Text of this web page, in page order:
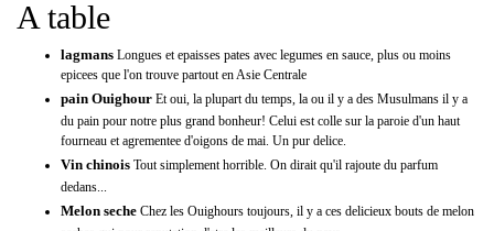
A table
lagmans Longues et epaisses pates avec legumes en sauce, plus ou moins
epicees que l'on trouve partout en Asie Centrale
pain Ouighour Et oui, la plupart du temps, la ou il y a des Musulmans il y a
du pain pour notre plus grand bonheur! Celui est colle sur la paroie d'un haut
fourneau et agrementee d'oigons de mai. Un pur delice.
Vin chinois Tout simplement horrible. On dirait qu'il rajoute du parfum
dedans...
Melon seche Chez les Ouighours toujours, il y a ces delicieux bouts de melon